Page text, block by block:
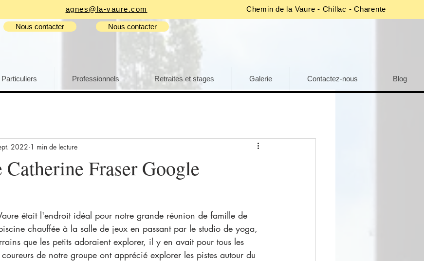
agnes@la-vaure.com Chemin de la Vaure - Chillac - Charente
Nous contacter Nous contacter
Particuliers Professionnels Retraites et stages Galerie Contactez-nous Blog
Catherine Fraser Google
2022 1 min de lecture
était l'endroit idéal pour notre grande réunion de famille de
chauffée à la salle de jeux en passant par le studio de yoga,
que les petits adoraient explorer, il y en avait pour tous les
coureurs de notre groupe ont apprécié explorer les pistes autour du